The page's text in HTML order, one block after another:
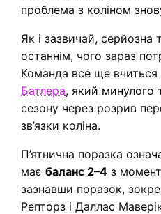
проблема з коліном
Як і зазвичай, серйозна
останнім, чого зараз
Команда все ще вчиться
Батлера, який минулого
сезону через розрив
зв’язки коліна.
П’ятнична поразка
має баланс 2–4 з
зазнавши поразок,
Репторз і Даллас